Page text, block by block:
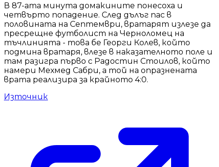
В 87-ата минута домакините понесоха и
четвърто попадение. След дълъг пас в
половината на Септември, вратарят излезе да
пресрещне футболист на Черноломец на
тъчлинията - това бе Георги Колев, който
подмина вратаря, влезе в наказателното поле и
там разигра първо с Радостин Стоилов, който
намери Мехмед Сабри, а той на опразнената
врата реализира за крайното 4:0.
Източник